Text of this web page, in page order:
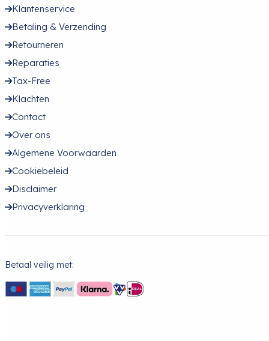
Klantenservice
Betaling & Verzending
Retourneren
Reparaties
Tax-Free
Klachten
Contact
Over ons
Algemene Voorwaarden
Cookiebeleid
Disclaimer
Privacyverklaring
Betaal veilig met: